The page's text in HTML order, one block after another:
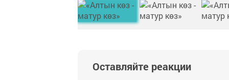
Оставляйте реакции